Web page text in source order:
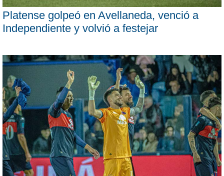
Platense golpeó en Avellaneda, venció a
Independiente y volvió a festejar